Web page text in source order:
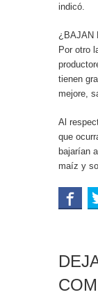
indicó.
¿BAJAN
Por otro
tienen
mejore,
Al
que
bajarían
maíz y